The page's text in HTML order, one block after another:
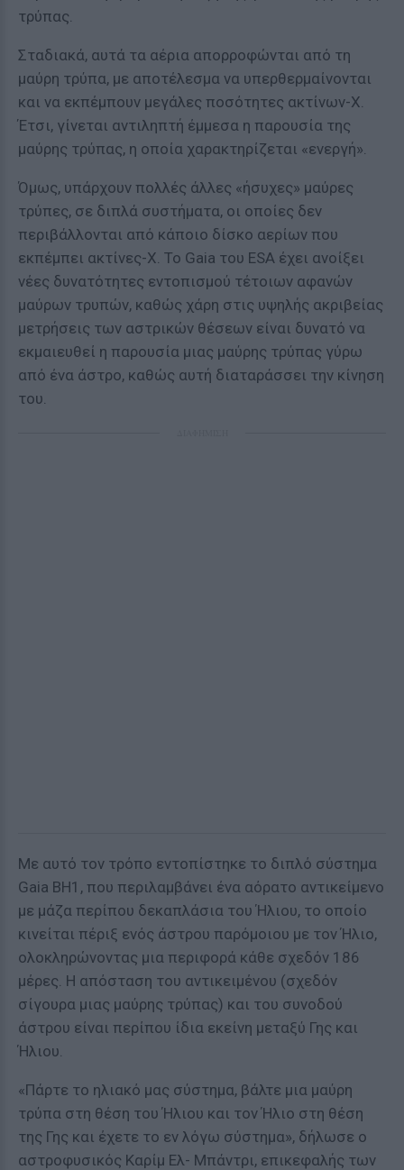
τρύπας.
Σταδιακά, αυτά τα αέρια απορροφώνται από τη
μαύρη τρύπα, με αποτέλεσμα να υπερθερμαίνονται
και να εκπέμπουν μεγάλες ποσότητες ακτίνων-Χ.
Έτσι, γίνεται αντιληπτή έμμεσα η παρουσία της
μαύρης τρύπας, η οποία χαρακτηρίζεται «ενεργή».
Όμως, υπάρχουν πολλές άλλες «ήσυχες» μαύρες
τρύπες, σε διπλά συστήματα, οι οποίες δεν
περιβάλλονται από κάποιο δίσκο αερίων που
εκπέμπει ακτίνες-Χ. Το Gaia του ESA έχει ανοίξει
νέες δυνατότητες εντοπισμού τέτοιων αφανών
μαύρων τρυπών, καθώς χάρη στις υψηλής ακριβείας
μετρήσεις των αστρικών θέσεων είναι δυνατό να
εκμαιευθεί η παρουσία μιας μαύρης τρύπας γύρω
από ένα άστρο, καθώς αυτή διαταράσσει την κίνηση
του.
Με αυτό τον τρόπο εντοπίστηκε το διπλό σύστημα
Gaia BΗ1, που περιλαμβάνει ένα αόρατο αντικείμενο
με μάζα περίπου δεκαπλάσια του Ήλιου, το οποίο
κινείται πέριξ ενός άστρου παρόμοιου με τον Ήλιο,
ολοκληρώνοντας μια περιφορά κάθε σχεδόν 186
μέρες. Η απόσταση του αντικειμένου (σχεδόν
σίγουρα μιας μαύρης τρύπας) και του συνοδού
άστρου είναι περίπου ίδια εκείνη μεταξύ Γης και
Ήλιου.
«Πάρτε το ηλιακό μας σύστημα, βάλτε μια μαύρη
τρύπα στη θέση του Ήλιου και τον Ήλιο στη θέση
της Γης και έχετε το εν λόγω σύστημα», δήλωσε ο
αστροφυσικός Καρίμ Ελ- Μπάντρι, επικεφαλής των